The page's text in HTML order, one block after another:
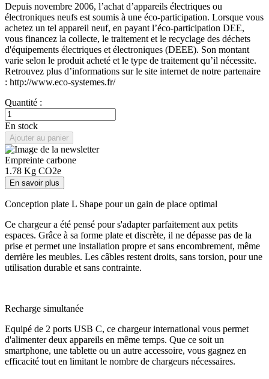
Depuis novembre 2006, l’achat d’appareils électriques ou
électroniques neufs est soumis à une éco-participation. Lorsque vous
achetez un tel appareil neuf, en payant l’éco-participation DEE,
vous financez la collecte, le traitement et le recyclage des déchets
d'équipements électriques et électroniques (DEEE). Son montant
varie selon le produit acheté et le type de traitement qu’il nécessite.
Retrouvez plus d’informations sur le site internet de notre partenaire
: http://www.eco-systemes.fr/
Quantité :
En stock
Ajouter au panier
Empreinte carbone
1.78 Kg CO2e
En savoir plus
Conception plate L Shape pour un gain de place optimal
Ce chargeur a été pensé pour s'adapter parfaitement aux petits
espaces. Grâce à sa forme plate et discrète, il ne dépasse pas de la
prise et permet une installation propre et sans encombrement, même
derrière les meubles. Les câbles restent droits, sans torsion, pour une
utilisation durable et sans contrainte.
Recharge simultanée
Equipé de 2 ports USB C, ce chargeur international vous permet
d'alimenter deux appareils en même temps. Que ce soit un
smartphone, une tablette ou un autre accessoire, vous gagnez en
efficacité tout en limitant le nombre de chargeurs nécessaires.